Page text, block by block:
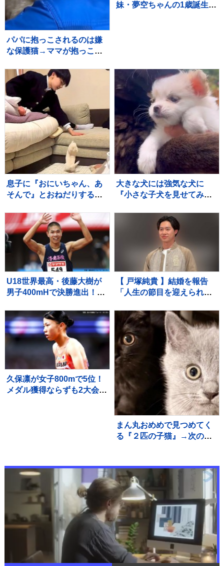
パパに抱っこされるのは嫌
な保護猫→ママが抱っこし
「めっちゃニヤけたｗ」
「すごいｗｗ」と10万再生
妹・夢空ちゃんの1歳誕生日
息子に『おにいちゃん、あ
そんで』とおねだりする赤
にいたら…あまりにも素敵
な『神対応』が552万再生
「平和な世界」
大きな犬には強気な犬に
『小さな子犬を見せてみ
けないと理解している『尊
い光景』が30万再生「愛情
深い」「いい子」
U18世界最高・後藤大樹が
男子400mHで決勝進出！49
でファイナルへ【U20世界
陸上】
【 戸塚純貴 】結婚を報告
「人生の節目を迎えられる
ます」「さらなる飛躍を目
指して」精進誓う
久保凛が女子800mで5位！
メダル獲得ならずも2大会連
まん丸おめめで見つめてく
る『２匹の子猫』→次の瞬
「旦那様ニャイス」「たま
らんすぎる」